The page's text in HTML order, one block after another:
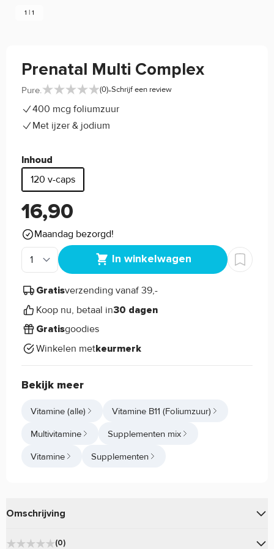
1 | 1
Prenatal Multi Complex
Pure. (0)-Schrijf een review
400 mcg foliumzuur
Met ijzer & jodium
Inhoud
120 v-caps
16,90
Maandag bezorgd!
In winkelwagen
Gratisverzending vanaf 39,-
Koop nu, betaal in30 dagen
Gratisgoodies
Winkelen metkeurmerk
Bekijk meer
Vitamine (alle) Vitamine B11 (Foliumzuur)
Multivitamine Supplementen mix
Vitamine Supplementen
Omschrijving
Pure. Prenatal Multi Complex
(0)